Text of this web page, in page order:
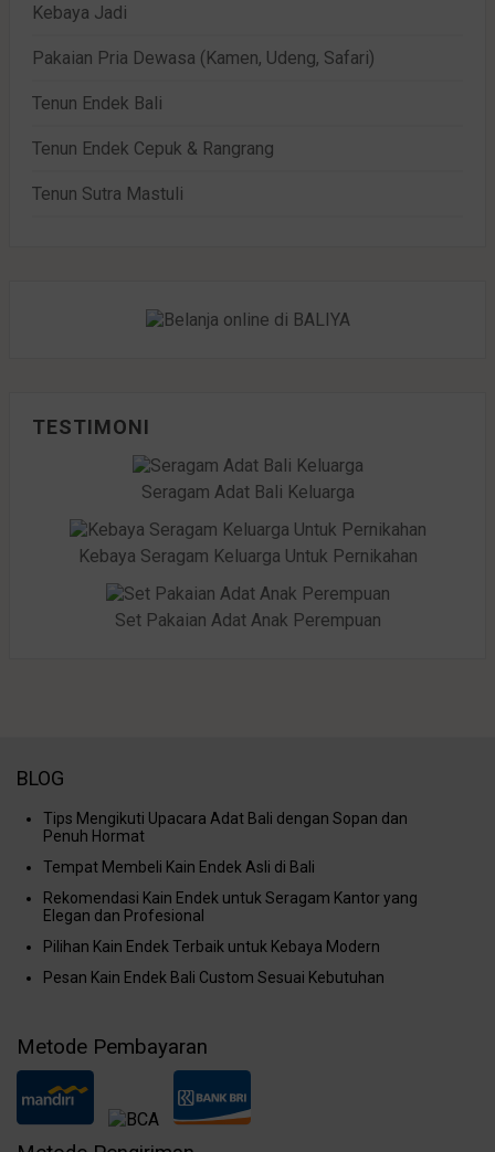
Kebaya Jadi
Pakaian Pria Dewasa (Kamen, Udeng, Safari)
Tenun Endek Bali
Tenun Endek Cepuk & Rangrang
Tenun Sutra Mastuli
TESTIMONI
Seragam Adat Bali Keluarga
Kebaya Seragam Keluarga Untuk Pernikahan
Set Pakaian Adat Anak Perempuan
BLOG
Tips Mengikuti Upacara Adat Bali dengan Sopan dan
Penuh Hormat
Tempat Membeli Kain Endek Asli di Bali
Rekomendasi Kain Endek untuk Seragam Kantor yang
Elegan dan Profesional
Pilihan Kain Endek Terbaik untuk Kebaya Modern
Pesan Kain Endek Bali Custom Sesuai Kebutuhan
Metode Pembayaran